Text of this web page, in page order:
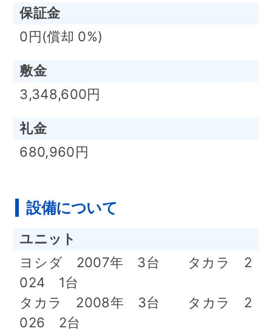
保証金
0円(償却 0%)
敷金
3,348,600円
礼金
680,960円
設備について
ユニット
ヨシダ 2007年 3台 タカラ 2
024 1台
タカラ 2008年 3台 タカラ 2
026 2台